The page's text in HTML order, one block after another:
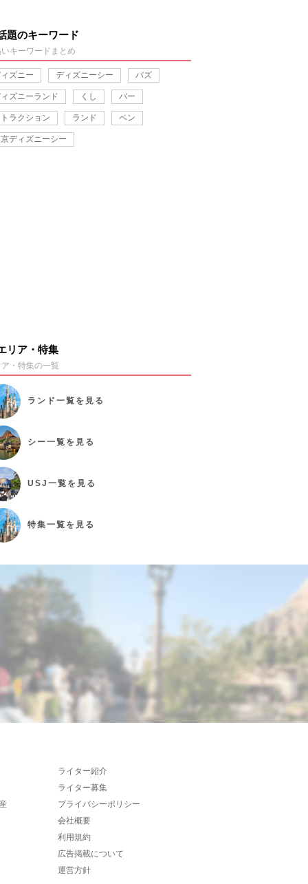
題のキーワード
キーワードまとめ
ズニー ディズニーシー バズ
ズニーランド くし バー
ラクション ランド ペン
ディズニーシー
リア・特集
・特集の一覧
ランド 一覧を見る
シー一覧を見る
USJ 一覧を見る
特集一覧を見る
ライター紹介
ライター募集
プライバシーポリシー
会社概要
利用規約
広告掲載について
運営方針